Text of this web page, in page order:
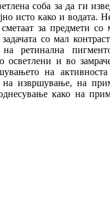
соба за да ги
исто како и водата.
за предмети со
со мал
ретинална
осветлени и во
на
на извршување, на
како на